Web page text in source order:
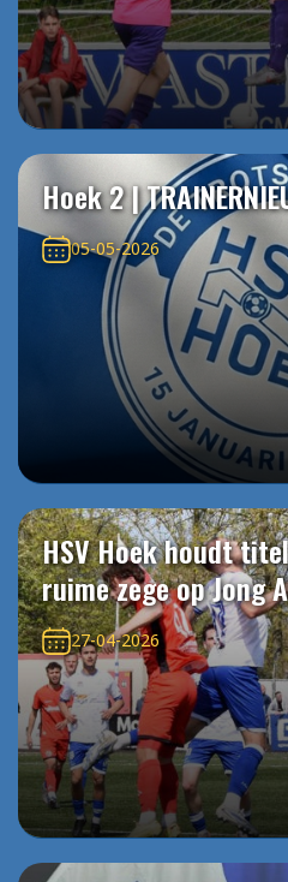
Hoek 2 |
05-05-2026
HSV Hoek houdt
ruime zege op Jong
27-04-2026